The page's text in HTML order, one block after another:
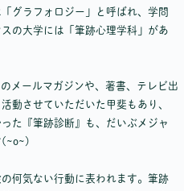
グラフォロジー」と呼ばれ、学問
の大学には「筆跡心理学科」があ
メールマガジンや、著書、テレビ出
動させていただいた甲斐もあり、
た『筆跡診断』も、だいぶメジャ
(~o~)
何気ない行動に表われます。筆跡